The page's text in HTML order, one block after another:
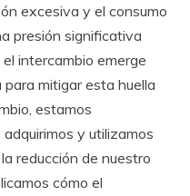
excesiva y el consumo
presión significativa
intercambio emerge
mitigar esta huella
estamos
y utilizamos
reducción de nuestro
cómo el